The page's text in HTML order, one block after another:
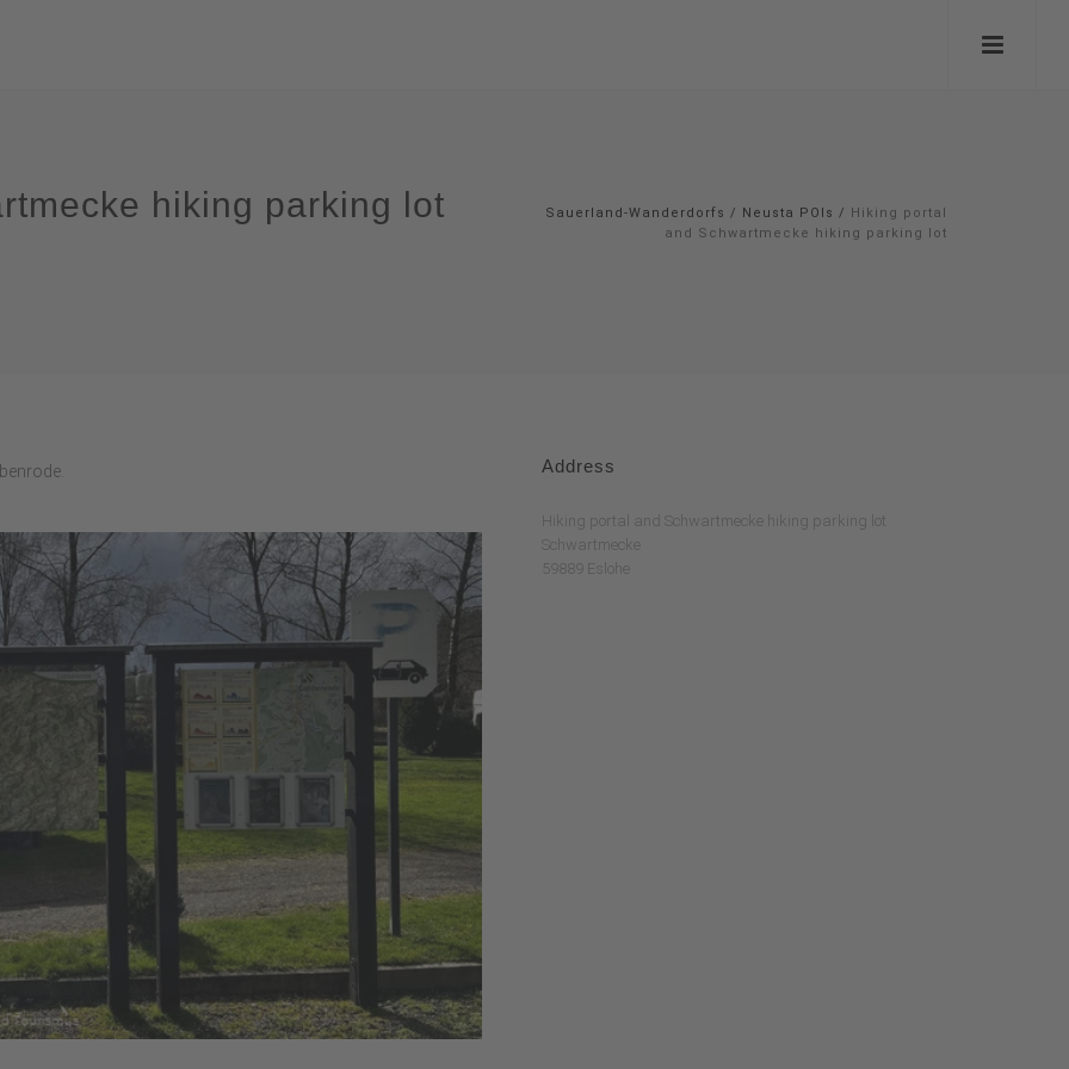
hiking parking lot Sauerland-Wanderdorfs / Neusta POIs / Hiking portal
and Schwartmecke hiking parking lot
Address
Hiking portal and Schwartmecke hiking parking lot
Schwartmecke
59889 Eslohe